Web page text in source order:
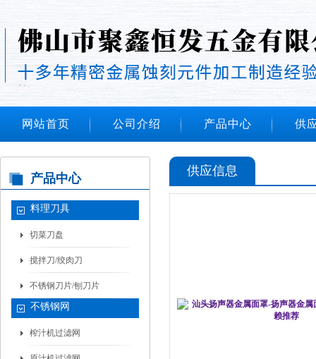
网站首页 公司介绍 产品中心 供
产品中心
料理刀具
切菜刀盘
搅拌刀/绞肉刀
不锈钢刀片/刨刀片
不锈钢网
榨汁机过滤网
供应信息